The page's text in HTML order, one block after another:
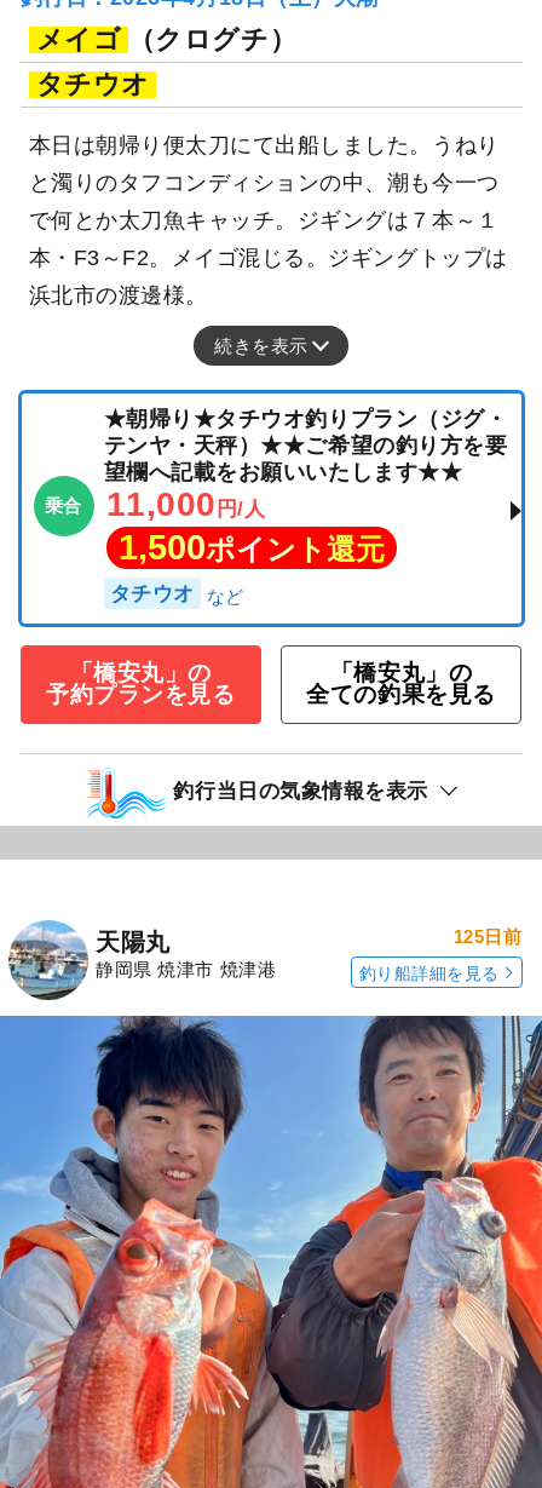
メイゴ
（クログチ）
タチウオ
本日は朝帰り便太刀にて出船しました。うねり
と濁りのタフコンディションの中、潮も今一つ
で何とか太刀魚キャッチ。ジギングは７本～１
本・F3～F2。メイゴ混じる。ジギングトップは
浜北市の渡邊様。
続きを表示
乗合
★朝帰り★タチウオ釣りプラン（ジグ・
テンヤ・天秤）★★ご希望の釣り方を要
望欄へ記載をお願いいたします★★
11,000 円/人
1,500ポイント還元
タチウオ
「橋安丸」の
予約プランを見る
「橋安丸」の
全ての釣果を見る
釣行当日の気象情報を表示
天陽丸
静岡県 焼津市 焼津港
125日前
釣り船詳細を見る